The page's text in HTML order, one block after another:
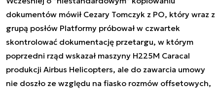
dokumentów mówił Cezary Tomczyk z PO, który wraz z
grupą posłów Platformy próbował w czwartek
skontrolować dokumentację przetargu, w którym
poprzedni rząd wskazał maszyny H225M Caracal
produkcji Airbus Helicopters, ale do zawarcia umowy
nie doszło ze względu na fiasko rozmów offsetowych,